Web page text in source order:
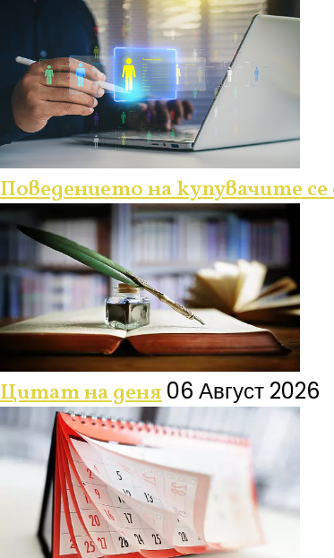
Поведението на купувачите
Цитат на деня06 Август 2026